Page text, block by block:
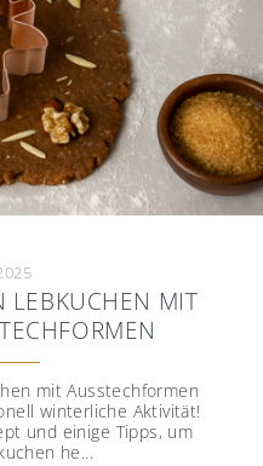
LEBKUCHEN MIT
mit Ausstechformen
winterliche Aktivität!
und einige Tipps, um
he...